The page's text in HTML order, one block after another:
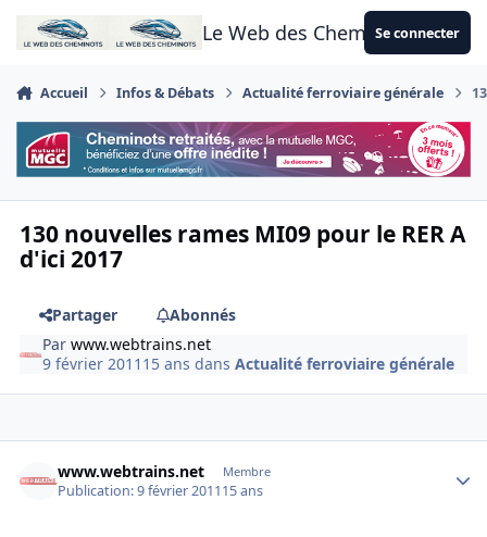
Aller au contenu
Le Web des CheminotsSe connecter
Accueil Infos & Débats Actualité ferroviaire générale
130 nouvelles rames MI09 pour le RER A
d'ici 2017
Partager
Abonnés
Parwww.webtrains.net
9 février 2011 15 ans dansActualité ferroviaire générale
www.webtrains.net Membre
Publication:9 février 201115 ans